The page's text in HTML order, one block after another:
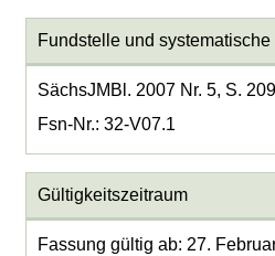
Fundstelle und
SächsJMBl. 2007 Nr. 5, S. 209
Fsn-Nr.: 32-V07.1
Gültigkeitszeitraum
Fassung gültig ab: 27.